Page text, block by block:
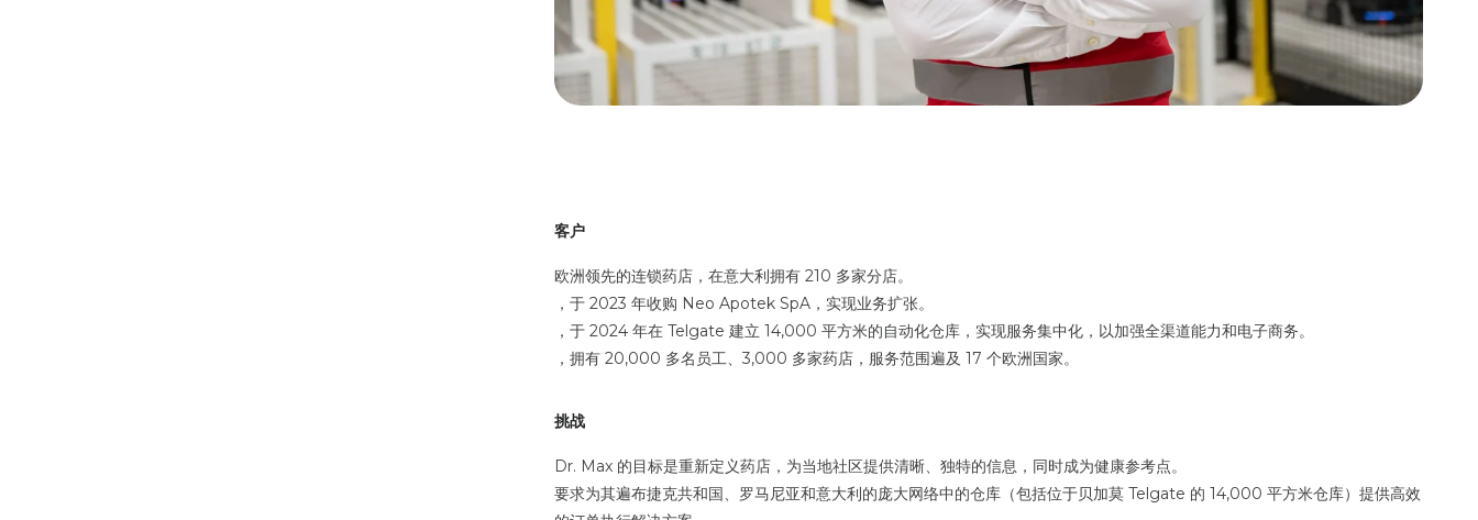
客户
欧洲领先的连锁药店，在意大利拥有 210 多家分店。
，于 2023 年收购 Neo Apotek SpA，实现业务扩张。
，于 2024 年在 Telgate 建立 14,000 平方米的自动化仓库，实现服务集中化，以加强全渠道能力和电子商务。
，拥有 20,000 多名员工、3,000 多家药店，服务范围遍及 17 个欧洲国家。
挑战
Dr. Max 的目标是重新定义药店，为当地社区提供清晰、独特的信息，同时成为健康参考点。
要求为其遍布捷克共和国、罗马尼亚和意大利的庞大网络中的仓库（包括位于贝加莫 Telgate 的 14,000 平方米仓库）提供高效